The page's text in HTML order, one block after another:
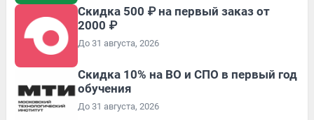
Скидка 500 ₽ на первый заказ от
2000 ₽
До 31 августа, 2026
Скидка 10% на ВО и СПО в первый год
обучения
До 31 августа, 2026